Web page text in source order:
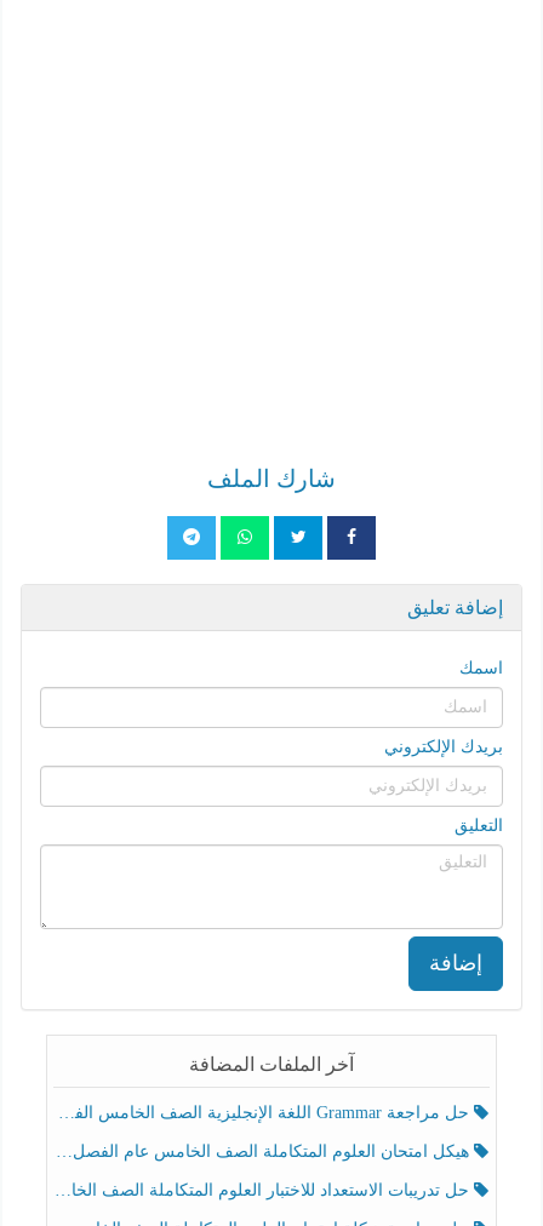
شارك الملف
إضافة تعليق
اسمك
بريدك الإلكتروني
التعليق
إضافة
آخر الملفات المضافة
حل مراجعة Grammar اللغة الإنجليزية الصف الخامس الفصل الثالث
هيكل امتحان العلوم المتكاملة الصف الخامس عام الفصل الدراسي الثالث 2025-2026
حل تدريبات الاستعداد للاختبار العلوم المتكاملة الصف الخامس عام الفصل الثالث